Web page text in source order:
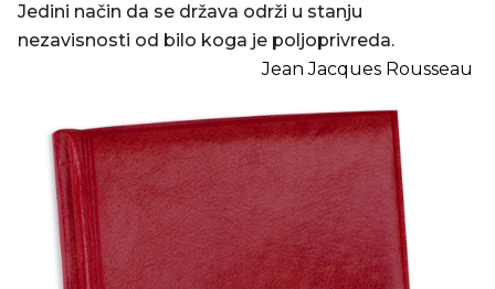
Jedini način da se država održi u stanju
nezavisnosti od bilo koga je poljoprivreda.
Jean Jacques Rousseau